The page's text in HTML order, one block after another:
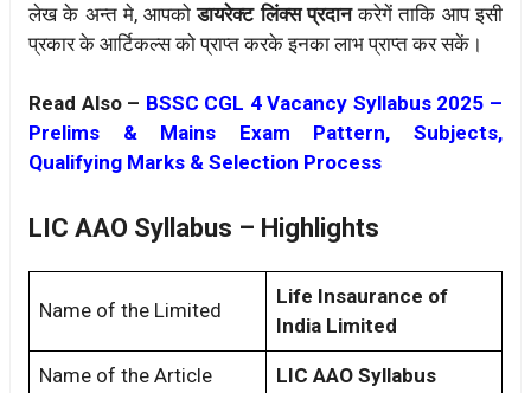
लेख के अन्त मे, आपकोडायरेक्ट लिंक्स प्रदानकरेगें ताकि आप इसी
प्रकार के आर्टिकल्स को प्राप्त करके इनका लाभ प्राप्त कर सकें।
Read Also – BSSC CGL 4 Vacancy Syllabus 2025 –
Prelims & Mains Exam Pattern, Subjects,
Qualifying Marks & Selection Process
LIC AAO Syllabus – Highlights
Name of the Limited
Life Insaurance of
India Limited
Name of the Article LIC AAO Syllabus